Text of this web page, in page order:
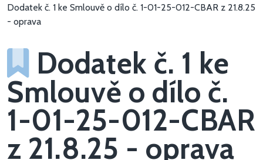
Dodatek č. 1 ke Smlouvě o dílo č. 1-01-25-012-CBAR z 21.8.25
- oprava
Dodatek č. 1 ke
Smlouvě o dílo č.
1-01-25-012-CBAR
z 21.8.25 - oprava